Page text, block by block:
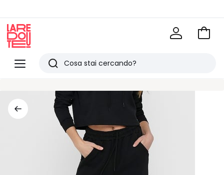
Menu
Redoute
Ricerca
articoli
visti
Vai